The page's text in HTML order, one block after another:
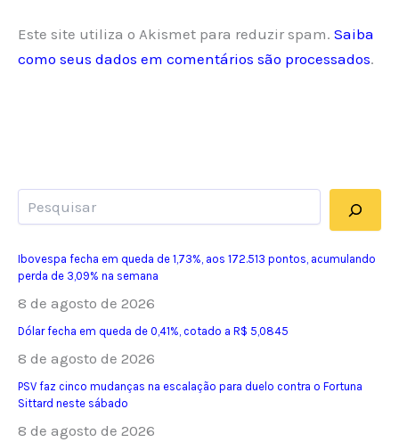
Este site utiliza o Akismet para reduzir spam. Saiba
como seus dados em comentários são processados.
Ibovespa fecha em queda de 1,73%, aos 172.513 pontos, acumulando
perda de 3,09% na semana
8 de agosto de 2026
Dólar fecha em queda de 0,41%, cotado a R$ 5,0845
8 de agosto de 2026
PSV faz cinco mudanças na escalação para duelo contra o Fortuna
Sittard neste sábado
8 de agosto de 2026